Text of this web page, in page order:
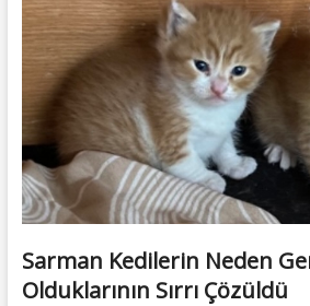
Sarman Kedilerin Neden
Olduklarının Sırrı Çözüldü